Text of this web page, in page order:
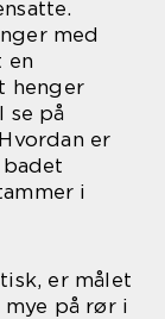
med
en
henger
se på
er
i
er målet
på rør i